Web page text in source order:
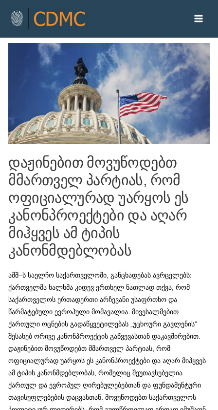
დაჟინებით მოვუწოდებთ
მმართველ პარტიას, რომ
ოფიციალურად უარყოს ეს
კანონპროექტები და აღარ
მიჰყვეს ამ ტიპის
კანონმდებლობას
აშშ–ს საელჩო საქართველოში, განცხადებას ავრცელებს:
ქართველმა ხალხმა კიდევ ერთხელ ნათლად თქვა, რომ
საქართველოს ერთადერთი არჩევანი უსაფრთხო და
წარმატებული ევროპული მომავალია. მივესალმებით
ქართული ოცნების გადაწყვეტილებას „უცხოური გავლენის”
შესახებ ორივე კანონპროექტის გაწვევასთან დაკავშირებით.
დაჟინებით მოვუწოდებთ მმართველ პარტიას, რომ
ოფიციალურად უარყოს ეს კანონპროექტები და აღარ მიჰყვეს
ამ ტიპის კანონმდებლობას, რომელიც შეუთავსებელია
ქართულ და ევროპულ ღირებულებებთან და ფუნდამენტური
თავისუფლებების დაცვასთან. მოვუწოდებთ საქართველოს